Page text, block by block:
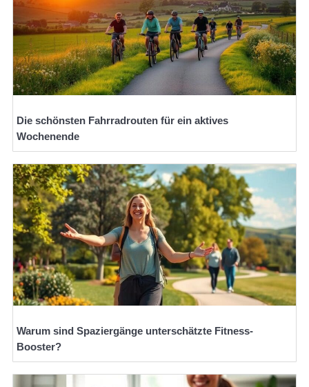
Die schönsten Fahrradrouten für ein aktives
Wochenende
Warum sind Spaziergänge unterschätzte Fitness-
Booster?